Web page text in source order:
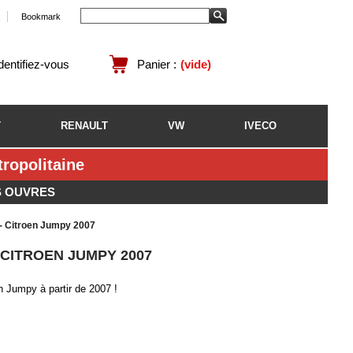
Bookmark
vous Panier : (vide)
RENAULT VW IVECO
OUVRES
Citroen Jumpy 2007
JUMPY 2007
Jumpy à partir de 2007 !